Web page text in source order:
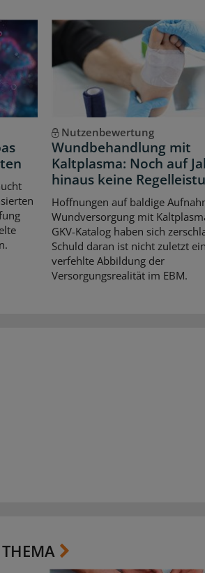
Nutzenbewertung
Wundbehandlung mit
Kaltplasma: Noch auf
hinaus keine
Hoffnungen auf baldige
Wundversorgung mit
GKV-Katalog haben sich
Schuld daran ist nicht zuletzt
verfehlte Abbildung der
Versorgungsrealität im EBM.